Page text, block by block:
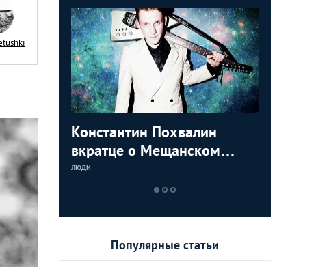
Константин Похвалин
вкратце о Мещанском
районе
ЛЮДИ
Популярные статьи